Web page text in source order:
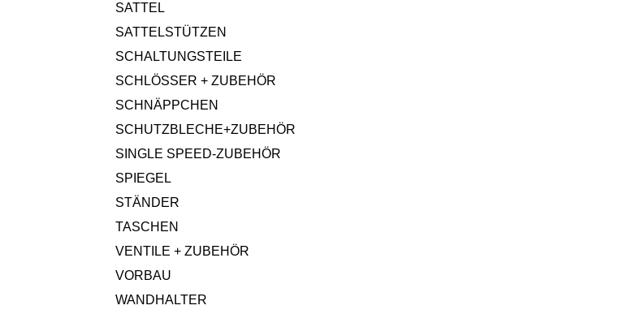
SATTEL
SATTELSTÜTZEN
SCHALTUNGSTEILE
SCHLÖSSER + ZUBEHÖR
SCHNÄPPCHEN
SCHUTZBLECHE+ZUBEHÖR
SINGLE SPEED-ZUBEHÖR
SPIEGEL
STÄNDER
TASCHEN
VENTILE + ZUBEHÖR
VORBAU
WANDHALTER